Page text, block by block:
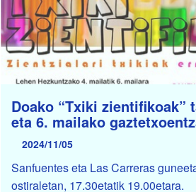
Doako “Txiki zientifikoak”
eta 6. mailako
2024/11/05
Sanfuentes eta Las Carreras
ostiraletan, 17.30etatik 19.00etara.